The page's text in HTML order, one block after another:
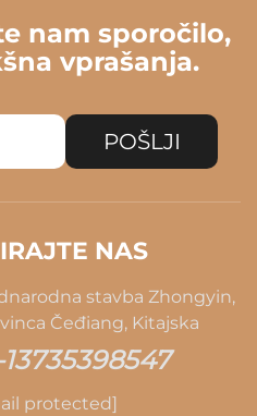
nam sporočilo,
vprašanja.
POŠLJI
NAS
stavba Zhongyin,
Čeđiang, Kitajska
protected]